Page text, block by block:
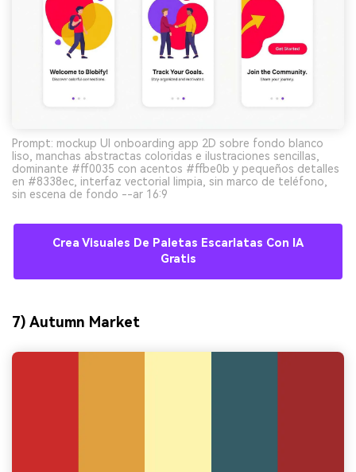
Prompt: mockup UI onboarding app 2D sobre fondo blanco
liso, manchas abstractas coloridas e ilustraciones sencillas,
dominante #ff0035 con acentos #ffbe0b y pequeños detalles
en #8338ec, interfaz vectorial limpia, sin marco de teléfono,
sin escena de fondo --ar 16:9
Crea Visuales De Paletas Escarlatas Con IA
Gratis
7) Autumn Market